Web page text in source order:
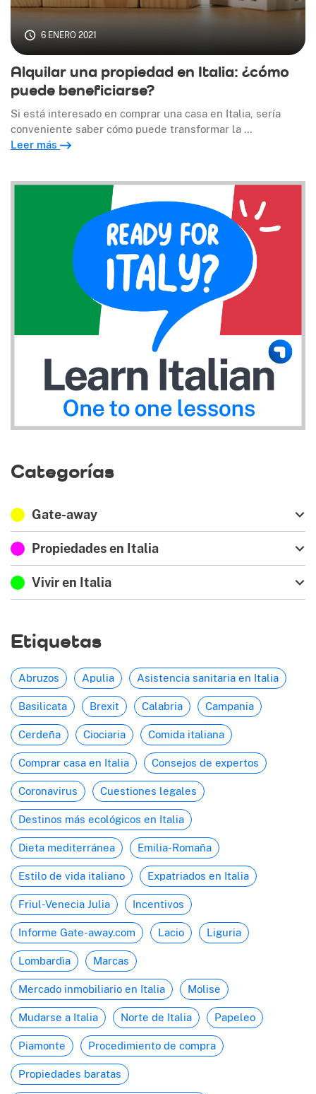
6 ENERO 2021
Alquilar una propiedad en Italia: ¿cómo
puede beneficiarse?
Si está interesado en comprar una casa en Italia, sería
conveniente saber cómo puede transformar la …
Leer más
Categorías
Gate-away
Propiedades en Italia
Vivir en Italia
Etiquetas
Abruzos Apulia Asistencia sanitaria en Italia
Basilicata Brexit Calabria Campania
Cerdeña Ciociaria Comida italiana
Comprar casa en Italia Consejos de expertos
Coronavirus Cuestiones legales
Destinos más ecológicos en Italia
Dieta mediterránea Emilia-Romaña
Estilo de vida italiano Expatriados en Italia
Friul-Venecia Julia Incentivos
Informe Gate-away.com Lacio Liguria
Lombardìa Marcas
Mercado inmobiliario en Italia Molise
Mudarse a Italia Norte de Italia Papeleo
Piamonte Procedimiento de compra
Propiedades baratas